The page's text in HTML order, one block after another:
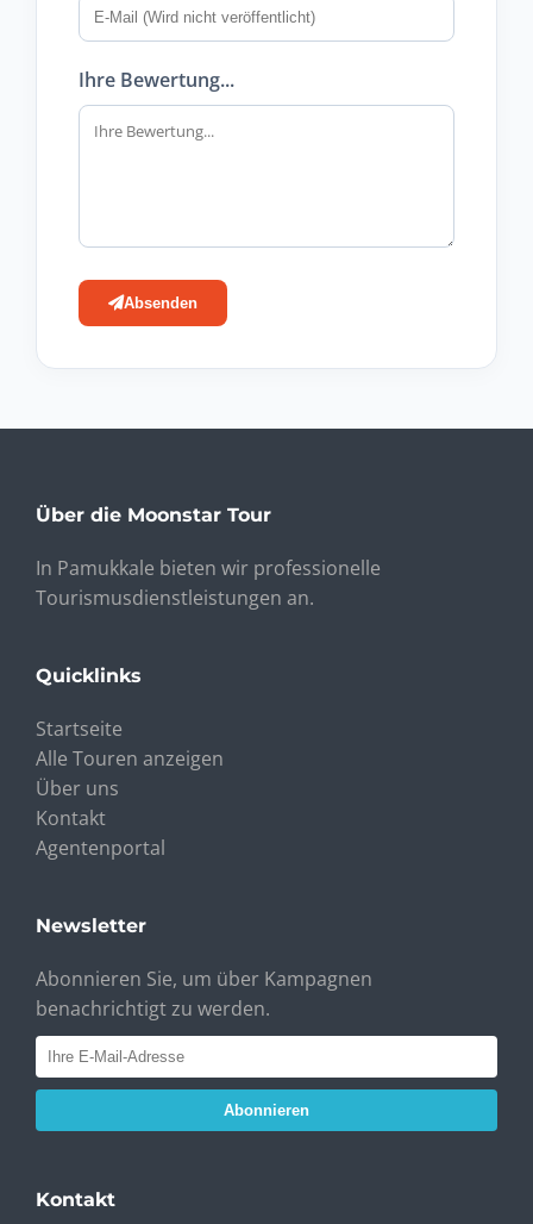
Ihre Bewertung...
Absenden
Über die Moonstar Tour
In Pamukkale bieten wir professionelle
Tourismusdienstleistungen an.
Quicklinks
Startseite
Alle Touren anzeigen
Über uns
Kontakt
Agentenportal
Newsletter
Abonnieren Sie, um über Kampagnen
benachrichtigt zu werden.
Abonnieren
Kontakt